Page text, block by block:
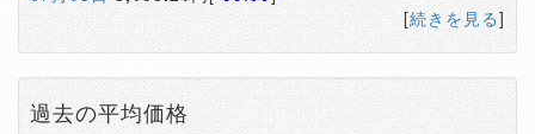
[続きを見る]
過去の平均価格